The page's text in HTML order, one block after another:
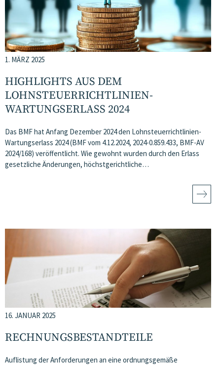
1. MÄRZ 2025
HIGHLIGHTS AUS DEM
LOHNSTEUERRICHTLINIEN-
WARTUNGSERLASS 2024
Das BMF hat Anfang Dezember 2024 den Lohnsteuerrichtlinien-
Wartungserlass 2024 (BMF vom 4.12.2024, 2024-0.859.433, BMF-AV
2024/168) veröffentlicht. Wie gewohnt wurden durch den Erlass
gesetzliche Änderungen, höchstgerichtliche…
16. JANUAR 2025
RECHNUNGSBESTANDTEILE
Auflistung der Anforderungen an eine ordnungsgemäße